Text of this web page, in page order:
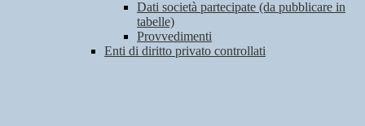
Dati società partecipate (da pubblicare in
tabelle)
Provvedimenti
Enti di diritto privato controllati